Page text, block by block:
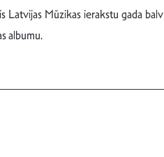
Latvijas Mūzikas ierakstu gada
albumu.